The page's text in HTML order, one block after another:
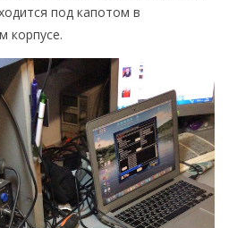
под капотом в
корпусе.